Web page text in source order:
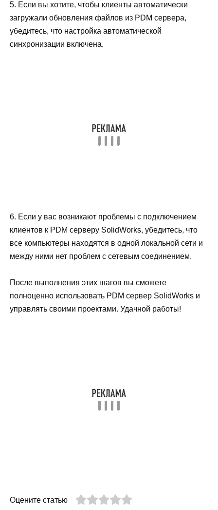
5. Если вы хотите, чтобы клиенты автоматически
загружали обновления файлов из PDM сервера,
убедитесь, что настройка автоматической
синхронизации включена.
6. Если у вас возникают проблемы с подключением
клиентов к PDM серверу SolidWorks, убедитесь, что
все компьютеры находятся в одной локальной сети и
между ними нет проблем с сетевым соединением.
После выполнения этих шагов вы сможете
полноценно использовать PDM сервер SolidWorks и
управлять своими проектами. Удачной работы!
Оцените статью